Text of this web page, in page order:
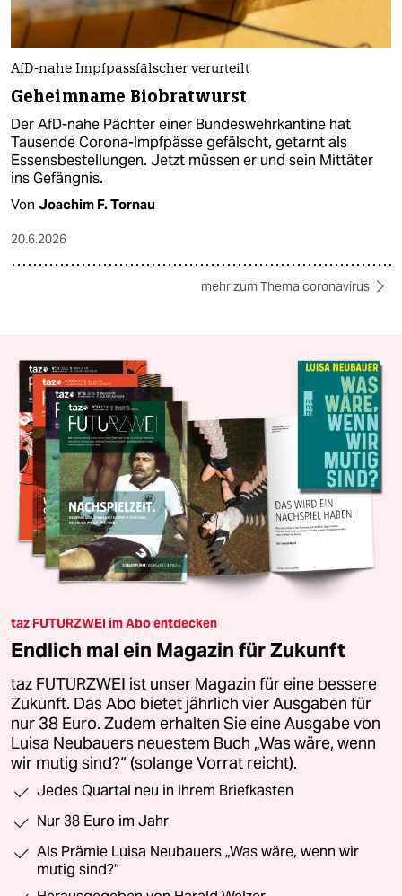
AfD-nahe Impfpassfälscher verurteilt
Geheimname Biobratwurst
Der AfD-nahe Pächter einer Bundeswehrkantine hat
Tausende Corona-Impfpässe gefälscht, getarnt als
Essensbestellungen. Jetzt müssen er und sein Mittäter
ins Gefängnis.
Von Joachim F. Tornau
20.6.2026
mehr zum Thema coronavirus
taz FUTURZWEI im Abo entdecken
Endlich mal ein Magazin für Zukunft
taz FUTURZWEI ist unser Magazin für eine bessere
Zukunft. Das Abo bietet jährlich vier Ausgaben für
nur 38 Euro. Zudem erhalten Sie eine Ausgabe von
Luisa Neubauers neuestem Buch „Was wäre, wenn
wir mutig sind?“ (solange Vorrat reicht).
Jedes Quartal neu in Ihrem Briefkasten
Nur 38 Euro im Jahr
Als Prämie Luisa Neubauers „Was wäre, wenn wir
mutig sind?“